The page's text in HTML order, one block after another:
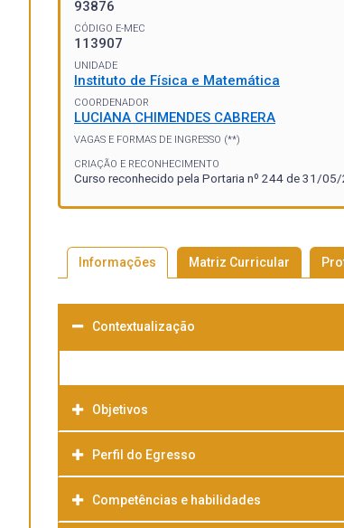
93876
CÓDIGO E-MEC
113907
UNIDADE
Instituto de Física e Matemática
COORDENADOR
LUCIANA CHIMENDES CABRERA
VAGAS E FORMAS DE INGRESSO (**)
CRIAÇÃO E RECONHECIMENTO
Curso reconhecido pela Portaria nº 244 de 31/
Informações Matriz Curricular
Contextualização
Objetivos
Perfil do Egresso
Competências e habilidades